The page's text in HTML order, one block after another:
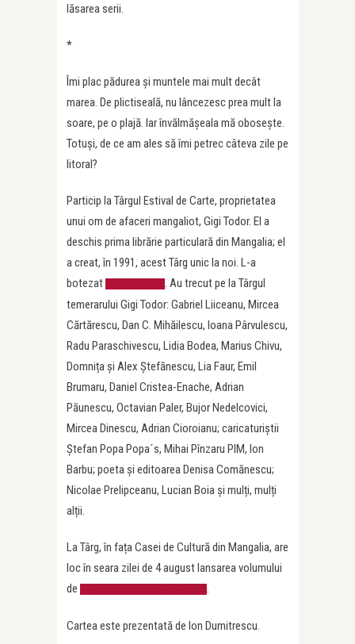
lăsarea serii.
*
Îmi plac pădurea și muntele mai mult decât
marea. De plictiseală, nu lâncezesc prea mult la
soare, pe o plajă. Iar învălmășeala mă obosește.
Totuși, de ce am ales să îmi petrec câteva zile pe
litoral?
Particip la Târgul Estival de Carte, proprietatea
unui om de afaceri mangaliot, Gigi Todor. El a
deschis prima librărie particulară din Mangalia; el
a creat, în 1991, acest Târg unic la noi. L-a
botezat
. Au trecut pe la Târgul
temerarului Gigi Todor: Gabriel Liiceanu, Mircea
Cărtărescu, Dan C. Mihăilescu, Ioana Pârvulescu,
Radu Paraschivescu, Lidia Bodea, Marius Chivu,
Domnița și Alex Ștefănescu, Lia Faur, Emil
Brumaru, Daniel Cristea-Enache, Adrian
Păunescu, Octavian Paler, Bujor Nedelcovici,
Mircea Dinescu, Adrian Cioroianu; caricaturiștii
Ștefan Popa Popa´s, Mihai Pînzaru PIM, Ion
Barbu; poeta și editoarea Denisa Comănescu;
Nicolae Prelipceanu, Lucian Boia și mulți, mulți
alții.
La Târg, în fața Casei de Cultură din Mangalia, are
loc în seara zilei de 4 august lansarea volumului
de
.
Cartea este prezentată de Ion Dumitrescu.